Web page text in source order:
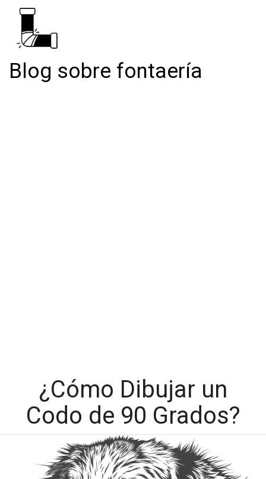
Blog sobre fontaería
¿Cómo Dibujar un
Codo de 90 Grados?